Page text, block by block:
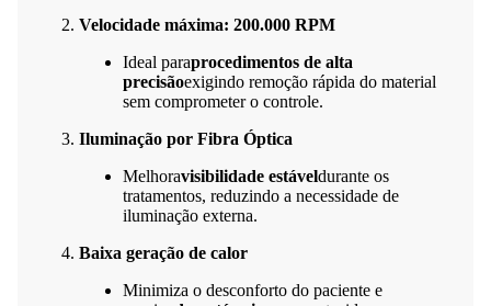
Velocidade máxima: 200.000 RPM
Ideal paraprocedimentos de alta
precisãoexigindo remoção rápida do material
sem comprometer o controle.
Iluminação por Fibra Óptica
Melhoravisibilidade estáveldurante os
tratamentos, reduzindo a necessidade de
iluminação externa.
Baixa geração de calor
Minimiza o desconforto do paciente e